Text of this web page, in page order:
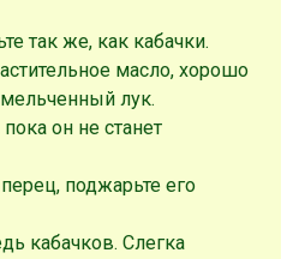
так же, как кабачки.
масло, хорошо
лук.
он не станет
поджарьте его
кабачков. Слегка